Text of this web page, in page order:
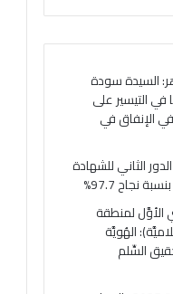
الإيمانيَّة
السيدة سودة
التيسير على
الإنفاق في
الثاني للشهادة
نجاح 97.7%
الأوَّل لمنطقة
الهُويَّة
السِّلم